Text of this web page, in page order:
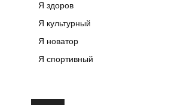
Я здоров
Я культурный
Я новатор
Я спортивный